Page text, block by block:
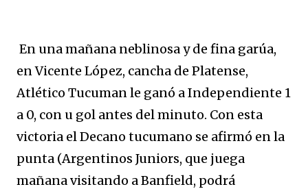
En una mañana neblinosa y de fina garúa,
en Vicente López, cancha de Platense,
Atlético Tucuman le ganó a Independiente 1
a 0, con u gol antes del minuto. Con esta
victoria el Decano tucumano se afirmó en la
punta (Argentinos Juniors, que juega
mañana visitando a Banfield, podrá